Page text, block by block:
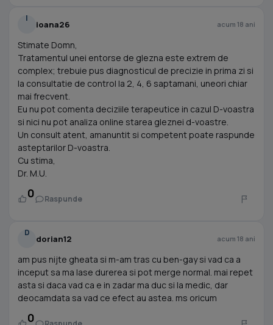
I
ioana26 acum 18 ani
Stimate Domn,
Tratamentul unei entorse de glezna este extrem de
complex; trebuie pus diagnosticul de precizie in prima zi si
la consultatie de control la 2, 4, 6 saptamani, uneori chiar
mai frecvent.
Eu nu pot comenta deciziile terapeutice in cazul D-voastra
si nici nu pot analiza online starea gleznei d-voastre.
Un consult atent, amanuntit si competent poate raspunde
asteptarilor D-voastra.
Cu stima,
Dr. M.U.
0 Raspunde
D
dorian12 acum 18 ani
am pus nijte gheata si m-am tras cu ben-gay si vad ca a
inceput sa ma lase durerea si pot merge normal. mai repet
asta si daca vad ca e in zadar ma duc si la medic, dar
deocamdata sa vad ce efect au astea. ms oricum
0